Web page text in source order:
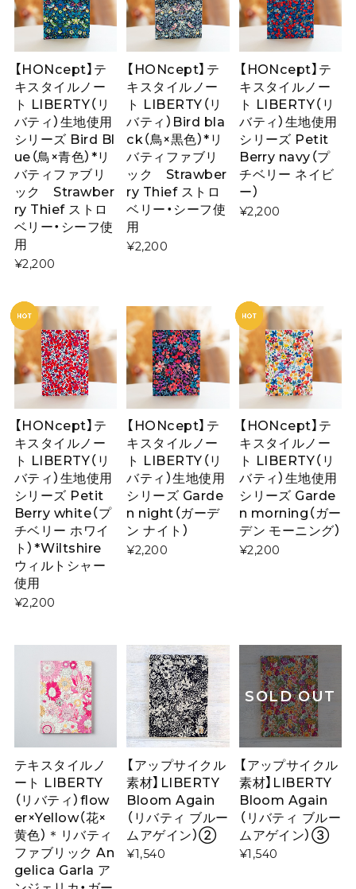
【HONcept】テ
キスタイルノー
ト LIBERTY（リ
バティ）生地使用
シリーズ Bird Bl
ue（鳥×青色）*リ
バティファブリ
ック Strawber
ry Thief ストロ
ベリー・シーフ使
用
¥2,200
【HONcept】テ
キスタイルノー
ト LIBERTY（リ
バティ）Bird bla
ck（鳥×黒色）*リ
バティファブリ
ック Strawber
ry Thief ストロ
ベリー・シーフ使
用
¥2,200
【HONcept】テ
キスタイルノー
ト LIBERTY（リ
バティ）生地使用
シリーズ Petit
Berry navy（プ
チベリー ネイビ
ー）
¥2,200
【HONcept】テ
キスタイルノー
ト LIBERTY（リ
バティ）生地使用
シリーズ Petit
Berry white（プ
チベリー ホワイ
ト）*Wiltshire
ウィルトシャー
使用
¥2,200
【HONcept】テ
キスタイルノー
ト LIBERTY（リ
バティ）生地使用
シリーズ Garde
n night（ガーデ
ン ナイト）
¥2,200
【HONcept】テ
キスタイルノー
ト LIBERTY（リ
バティ）生地使用
シリーズ Garde
n morning（ガー
デン モーニング）
¥2,200
テキスタイルノ
ート LIBERTY
（リバティ）flow
er×Yellow（花×
黄色）＊リバティ
ファブリック An
gelica Garla ア
【アップサイクル
素材】LIBERTY
Bloom Again
（リバティ ブルー
ムアゲイン）②
¥1,540
SOLD OUT
【アップサイクル
素材】LIBERTY
Bloom Again
（リバティ ブルー
ムアゲイン）③
¥1,540